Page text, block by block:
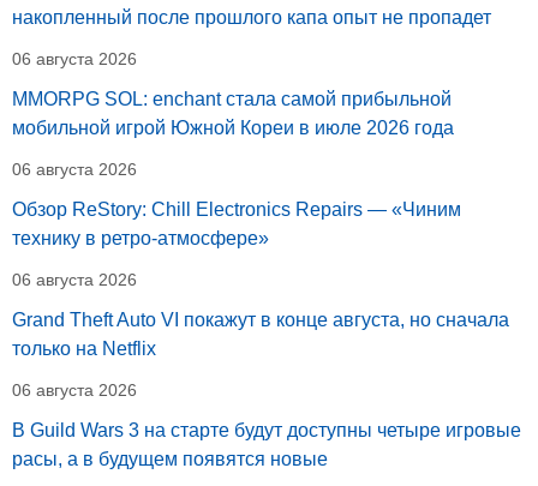
накопленный после прошлого капа опыт не пропадет
06 августа 2026
MMORPG SOL: enchant стала самой прибыльной
мобильной игрой Южной Кореи в июле 2026 года
06 августа 2026
Обзор ReStory: Chill Electronics Repairs — «Чиним
технику в ретро-атмосфере»
06 августа 2026
Grand Theft Auto VI покажут в конце августа, но сначала
только на Netflix
06 августа 2026
В Guild Wars 3 на старте будут доступны четыре игровые
расы, а в будущем появятся новые